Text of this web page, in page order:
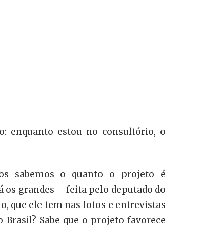
enquanto estou no consultório, o
sabemos o quanto o projeto é
os grandes – feita pelo deputado do
que ele tem nas fotos e entrevistas
Brasil? Sabe que o projeto favorece